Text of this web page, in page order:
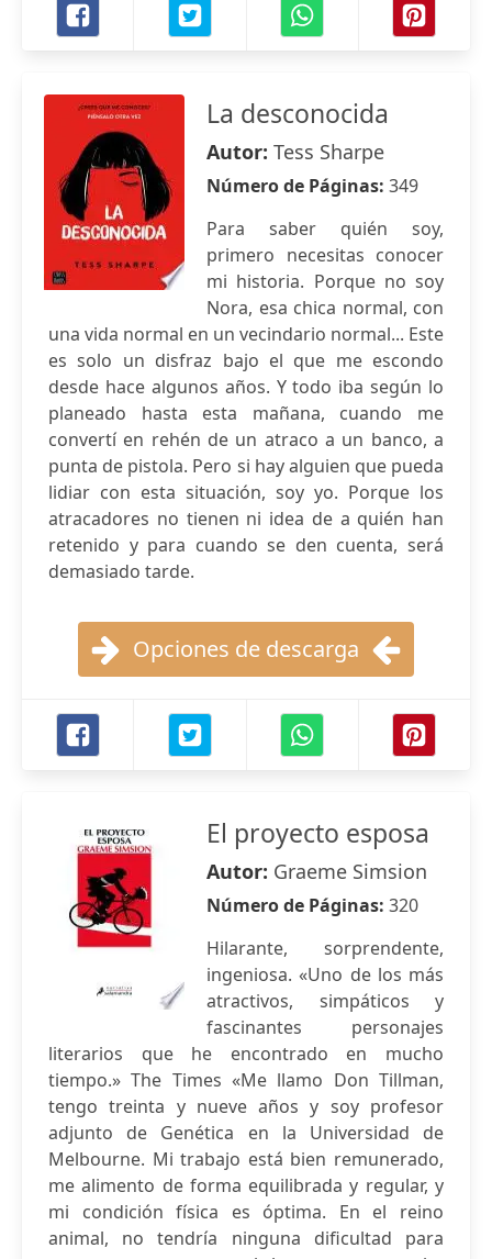
La desconocida
Autor: Tess Sharpe
Número de Páginas: 349
Para saber quién soy,
primero necesitas conocer
mi historia. Porque no soy
Nora, esa chica normal, con
una vida normal en un vecindario normal... Este
es solo un disfraz bajo el que me escondo
desde hace algunos años. Y todo iba según lo
planeado hasta esta mañana, cuando me
convertí en rehén de un atraco a un banco, a
punta de pistola. Pero si hay alguien que pueda
lidiar con esta situación, soy yo. Porque los
atracadores no tienen ni idea de a quién han
retenido y para cuando se den cuenta, será
demasiado tarde.
Opciones de descarga
El proyecto esposa
Autor: Graeme Simsion
Número de Páginas: 320
Hilarante, sorprendente,
ingeniosa. «Uno de los más
atractivos, simpáticos y
fascinantes personajes
literarios que he encontrado en mucho
tiempo.» The Times «Me llamo Don Tillman,
tengo treinta y nueve años y soy profesor
adjunto de Genética en la Universidad de
Melbourne. Mi trabajo está bien remunerado,
me alimento de forma equilibrada y regular, y
mi condición física es óptima. En el reino
animal, no tendría ninguna dificultad para